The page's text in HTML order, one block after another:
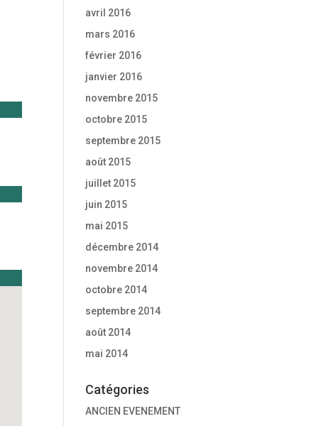
avril 2016
mars 2016
février 2016
janvier 2016
novembre 2015
octobre 2015
septembre 2015
août 2015
juillet 2015
juin 2015
mai 2015
décembre 2014
novembre 2014
octobre 2014
septembre 2014
août 2014
mai 2014
Catégories
ANCIEN EVENEMENT